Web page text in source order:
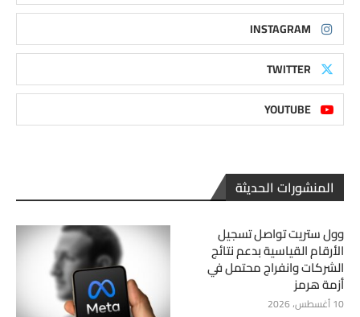
INSTAGRAM
TWITTER
YOUTUBE
المنشورات الحديثة
وول ستريت تواصل تسجيل
الأرقام القياسية بدعم نتائج
الشركات وانفراج محتمل في
أزمة هرمز
10 أغسطس، 2026